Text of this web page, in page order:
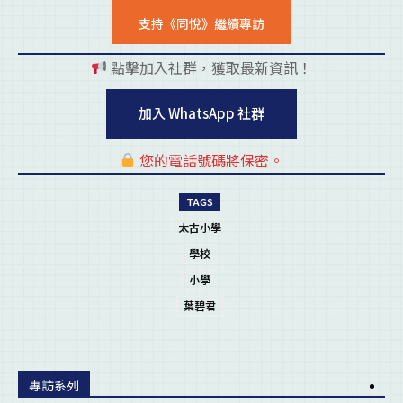
支持《同悅》繼續專訪
點擊加入社群，獲取最新資訊！
加入 WhatsApp 社群
您的電話號碼將保密。
TAGS
太古小學
學校
小學
葉碧君
專訪系列